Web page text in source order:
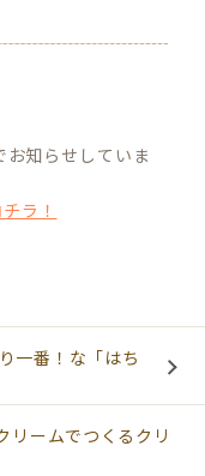
お知らせしていま
ラ！
一番！な「はち
リームでつくるクリ